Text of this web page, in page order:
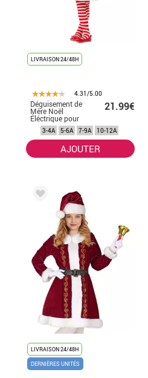
LIVRAISON 24/48H
4.31/5.00
Déguisement de
Mère Noël
Éléctrique pour
fille
21.99€
3-4A 5-6A 7-9A 10-12A
AJOUTER
LIVRAISON 24/48H
DERNIÈRES UNITÉS